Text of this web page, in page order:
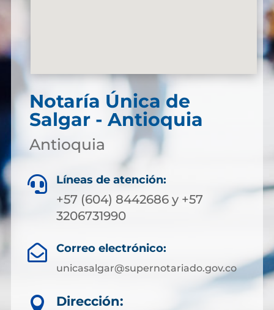
Notaría Única de
Salgar - Antioquia
Antioquia
 Líneas de atención:
+57 (604) 8442686 y +57
3206731990
 Correo electrónico:
unicasalgar@supernotariado.gov.co

Dirección: